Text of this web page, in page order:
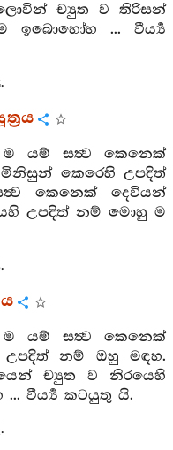
ච්‍යුත ව තිරිසන්
... වීර්‍ය්‍ය
ම යම් සත්‍ව කෙනෙක්
කෙරෙහි උපදිත්
කෙනෙක් දෙවියන්
උපදිත් නම් මොහු ම
ම යම් සත්‍ව කෙනෙක්
නම් ඔහු මඳහ.
ච්‍යුත ව නිරයෙහි
වීර්‍ය්‍ය කටයුතු යි.